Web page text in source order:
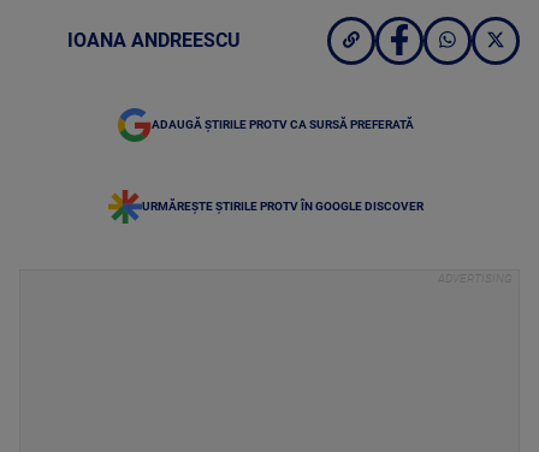
IOANA ANDREESCU
ADAUGĂ ȘTIRILE PROTV CA SURSĂ PREFERATĂ
URMĂREȘTE ȘTIRILE PROTV ÎN GOOGLE DISCOVER